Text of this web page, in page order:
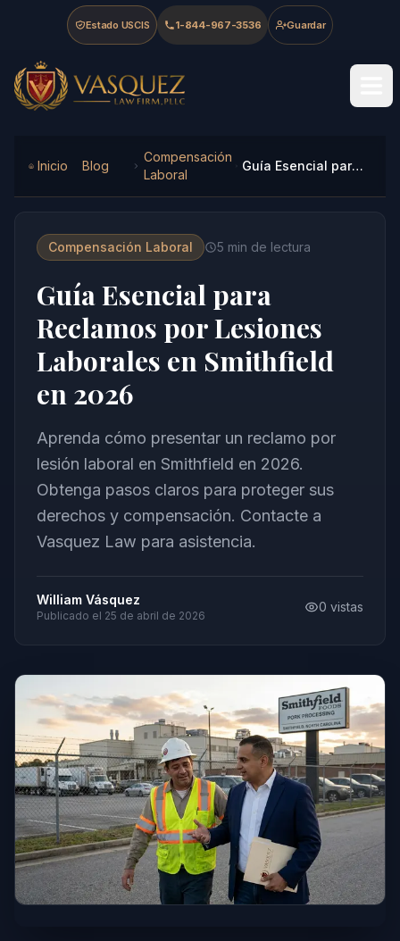
Skip to main content
Skip to navigation
Skip to footer
Estado USCIS 1-844-967-3536 Guardar
Vasquez Law Firm - Home
Inicio Blog
Compensación
Laboral
Guía Esencial para Reclamos por Lesiones Laborales en Smithfield en 2026
Compensación Laboral 5 min de lectura
Guía Esencial para
Reclamos por Lesiones
Laborales en Smithfield
en 2026
Aprenda cómo presentar un reclamo por
lesión laboral en Smithfield en 2026.
Obtenga pasos claros para proteger sus
derechos y compensación. Contacte a
Vasquez Law para asistencia.
William Vásquez
Publicado el 25 de abril de 2026
0 vistas